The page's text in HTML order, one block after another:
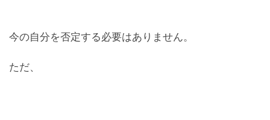
今の自分を否定する必要はありません。
ただ、